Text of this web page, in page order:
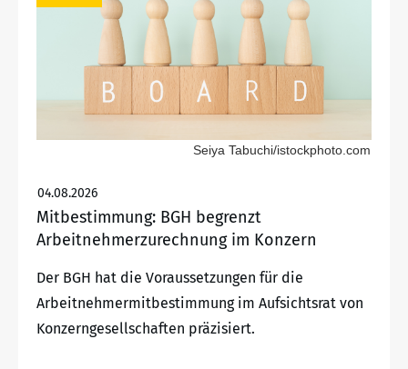
Seiya Tabuchi/istockphoto.com
04.08.2026
Mitbestimmung: BGH begrenzt
Arbeitnehmerzurechnung im Konzern
Der BGH hat die Voraussetzungen für die
Arbeitnehmermitbestimmung im Aufsichtsrat von
Konzerngesellschaften präzisiert.